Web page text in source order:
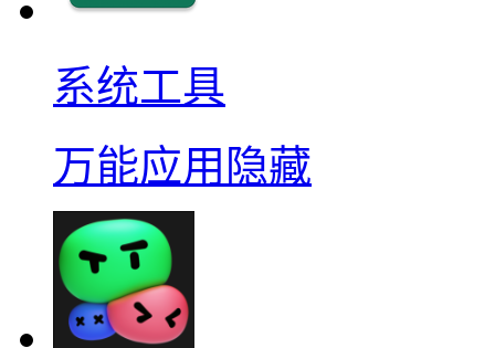
系统工具
万能应用隐藏